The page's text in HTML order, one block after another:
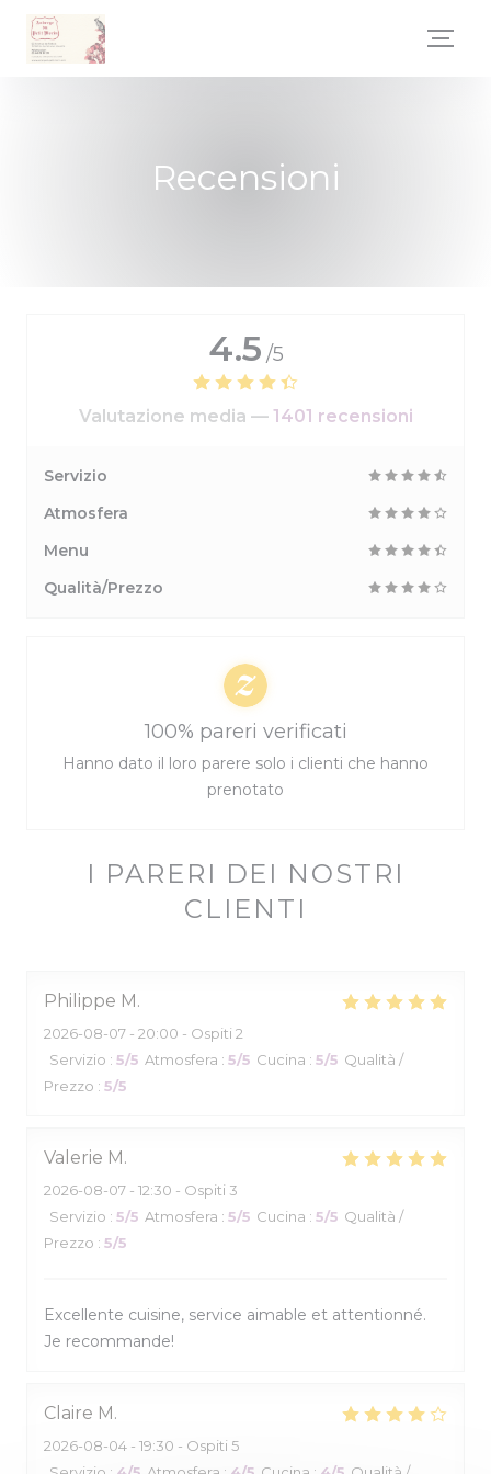
Personalizzazione delle tue scelte sui cookie
Recensioni
I PARERI DEI NOSTRI
CLIENTI
Philippe M
2026-08-07 - 20:00 - Ospiti 2
Servizio : 5/5 Atmosfera : 5/5 Cucina : 5/5 Qualità /
Prezzo : 5/5
Valerie M
2026-08-07 - 12:30 - Ospiti 3
Servizio : 5/5 Atmosfera : 5/5 Cucina : 5/5 Qualità /
Prezzo : 5/5
Excellente cuisine, service aimable et attentionné.
Je recommande!
Claire M
2026-08-04 - 19:30 - Ospiti 5
4.5 /5
Valutazione media — 1401 recensioni
Servizio
Atmosfera
Menu
Qualità/Prezzo
100% pareri verificati
Hanno dato il loro parere solo i clienti che hanno
prenotato